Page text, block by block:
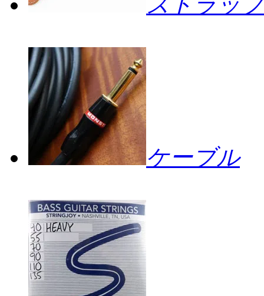
ケーブル